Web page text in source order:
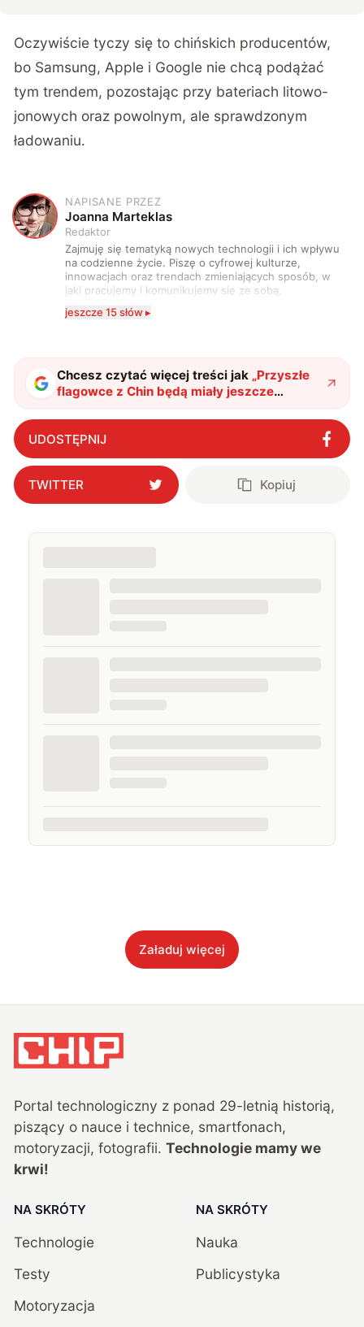
Oczywiście tyczy się to chińskich producentów,
bo Samsung, Apple i Google nie chcą podążać
tym trendem, pozostając przy bateriach litowo-
jonowych oraz powolnym, ale sprawdzonym
ładowaniu.
J
NAPISANE PRZEZ
Joanna Marteklas
Redaktor
Zajmuję się tematyką nowych technologii i ich wpływu
na codzienne życie. Piszę o cyfrowej kulturze,
innowacjach oraz trendach zmieniających sposób, w
jaki pracujemy i komunikujemy się ze sobą.
Szczególnie interesuje mnie relacja między rozwojem
technologii a współczesną popkulturą. W wolnych
jeszcze 15 słów ▸
Chcesz czytać więcej treści jak „Przyszłe
flagowce z Chin będą miały jeszcze
większe baterie. Rozpoczyna się kolejny
wyścig?"?
UDOSTĘPNIJ
TWITTER Kopiuj
Załaduj więcej
Portal technologiczny z ponad 29-letnią historią,
piszący o nauce i technice, smartfonach,
motoryzacji, fotografii. Technologie mamy we
krwi!
NA SKRÓTY
Technologie
Testy
Motoryzacja
NA SKRÓTY
Nauka
Publicystyka